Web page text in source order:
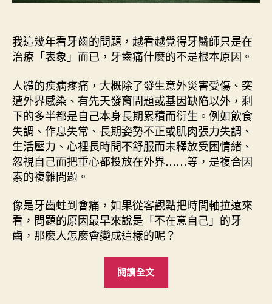
我這幾年看牙齒的問題，越看越覺得牙醫師只是在
治療「表象」而已，牙齒痛什麼的不是根本原因。
人體的疾病疼痛，大概除了發生意外災害受傷、突
遭外界感染、有先天發育問題或基因缺陷以外，剩
下的多半都是自己本身長期累積而衍生。例如飲食
失調、作息失常、長期姿勢不正或肌肉張力失調、
生活壓力、心裡長時間不舒服而未釋放受困情緒、
忽視自己而把重心都投放在外界……等，是複合因
素的複雜問題。
像是牙齒蛀到會痛，如果從客觀點把時間軸拉遠來
看，問題的原因最早來說是「不在意自己」的牙
齒，那麼人怎麼會變成這樣的呢？
閱讀全文